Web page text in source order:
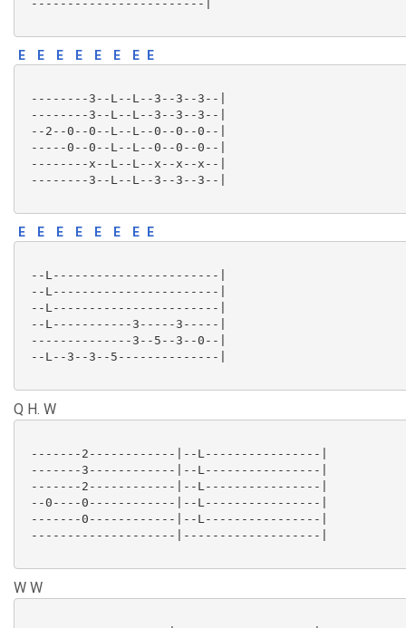
------------------------|
E E E E E E E E
--------3--L--L--3--3--3--|
--------3--L--L--3--3--3--|
--2--0--0--L--L--0--0--0--|
-----0--0--L--L--0--0--0--|
--------x--L--L--x--x--x--|
--------3--L--L--3--3--3--|
E E E E E E E E
--L-----------------------|
--L-----------------------|
--L-----------------------|
--L-----------3-----3-----|
--------------3--5--3--0--|
--L--3--3--5--------------|
Q H. W
-------2------------|--L----------------|
-------3------------|--L----------------|
-------2------------|--L----------------|
--0----0------------|--L----------------|
-------0------------|--L----------------|
--------------------|-------------------|
W W